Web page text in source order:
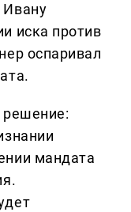
иска против
оспаривал
решение:
мандата